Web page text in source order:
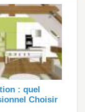
: quel
Choisir